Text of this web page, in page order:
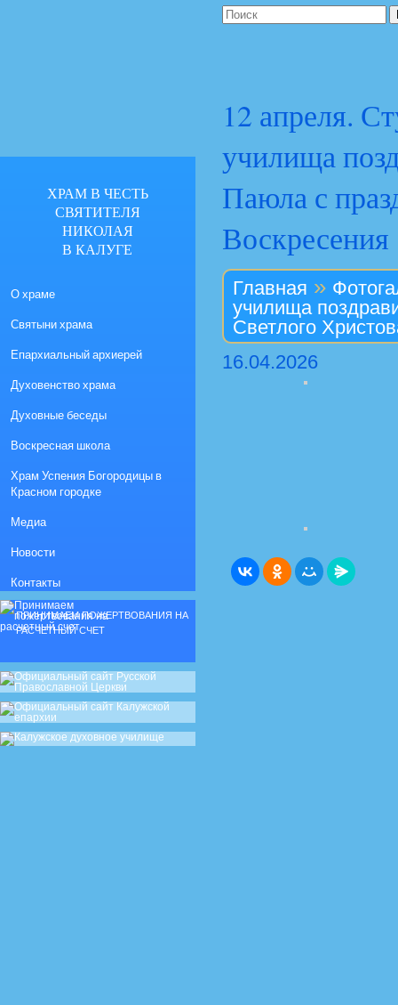
12 апреля.
училища
Паюла с
Воскресения
Главная »
училища
Светлого
16.04.2026
ХРАМ В ЧЕСТЬ
СВЯТИТЕЛЯ
НИКОЛАЯ
В КАЛУГЕ
О храме
Святыни храма
Епархиальный архиерей
Духовенство храма
Духовные беседы
Воскресная школа
Храм Успения Богородицы в
Красном городке
Медиа
Новости
Контакты
ПРИНИМАЕМ ПОЖЕРТВОВАНИЯ НА
РАСЧЕТНЫЙ СЧЕТ